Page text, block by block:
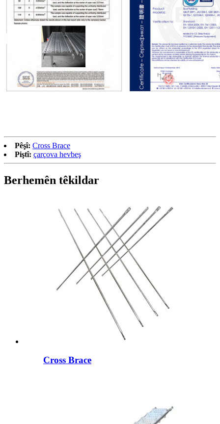
Pêşî: Cross Brace
Piştî: çarçova hevbeş
Berhemên têkildar
Cross Brace